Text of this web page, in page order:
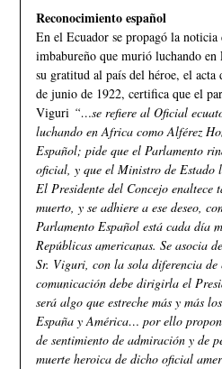
Reconocimiento español
En el Ecuador se propagó la noticia
imbabureño que murió luchando
su gratitud al país del héroe, el acta
de junio de 1922, certifica que el
Viguri “…se refiere al Oficial
luchando en Africa como Alférez
Español; pide que el Parlamento
oficial, y que el Ministro de Estado
El Presidente del Concejo enaltece
muerto, y se adhiere a ese deseo,
Parlamento Español está cada día
Repúblicas americanas. Se asocia
Sr. Viguri, con la sola diferencia de
comunicación debe dirigirla el
será algo que estreche más y más
España y América… por ello
de sentimiento de admiración y de
muerte heroica de dicho oficial